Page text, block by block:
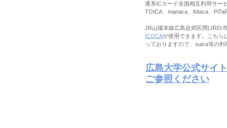
通系ICカード全国相互利用サー
TOICA、manaca、Kitaca、
JR山陽本線広島近郊区間(JR白
ICOCAが使用できます。こちら
っておりますので、suica等の利
広島大学公式サイ
ご参照ください